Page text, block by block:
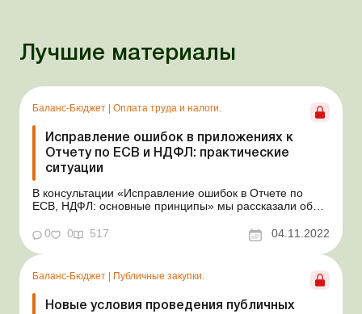
Лучшие материалы
Баланс-Бюджет Оплата труда и налоги.
Исправление ошибок в приложениях к
Отчету по ЕСВ и НДФЛ: практические
ситуации
В консультации «Исправление ошибок в Отчете по
ЕСВ, НДФЛ: основные принципы» мы рассказали об
расчете сумм дохода, начисленного (уплаченного) в
пользу налогоплательщиков – физических лиц, и сумм
удержанного из них налога, а также с...
0 0 517 04.11.2022
Баланс-Бюджет | Публичные закупки.
Новые условия проведения публичных